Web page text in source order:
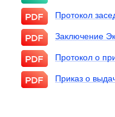
Протокол
Заключение
Протокол о
Приказ о